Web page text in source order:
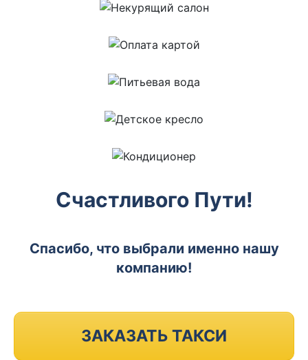
Счастливого Пути!
Спасибо, что выбрали именно нашу
компанию!
ЗАКАЗАТЬ ТАКСИ